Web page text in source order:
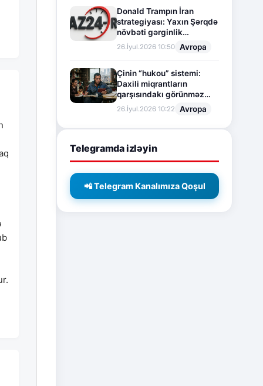
Donald Trampın İran
strategiyası: Yaxın Şərqdə
növbəti gərginlik
mərhələsi
26.İyul.2026 10:50 Avropa
Çinin “hukou” sistemi:
Daxili miqrantların
qarşısındakı görünməz
sədd
26.İyul.2026 10:22 Avropa
Telegramda izləyin
📲 Telegram Kanalımıza Qoşul